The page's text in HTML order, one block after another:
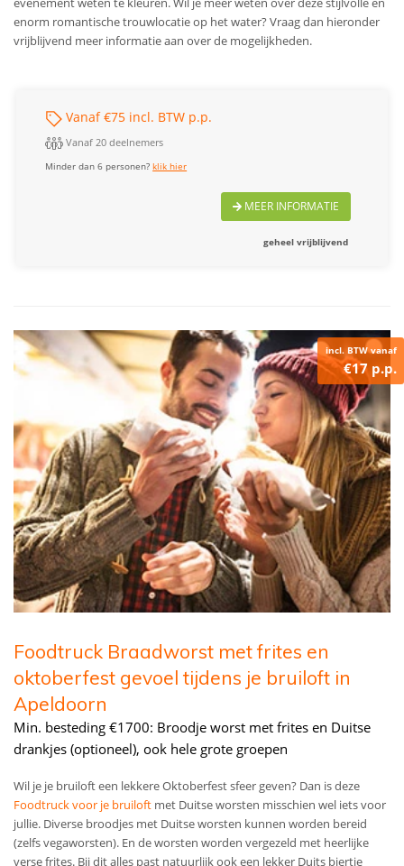
enorm romantische trouwlocatie op het water? Vraag dan hieronder
vrijblijvend meer informatie aan over de mogelijkheden.
Vanaf €75 incl. BTW p.p.
Vanaf 20 deelnemers
Minder dan 6 personen?klik hier
MEER INFORMATIE
geheel vrijblijvend
incl. BTW vanaf
€17 p.p.
Foodtruck Braadworst met frites en
oktoberfest gevoel tijdens je bruiloft in
Apeldoorn
Min. besteding €1700: Broodje worst met frites en Duitse
drankjes (optioneel), ook hele grote groepen
Wil je je bruiloft een lekkere Oktoberfest sfeer geven? Dan is deze
Foodtruck voor je bruiloft met Duitse worsten misschien wel iets voor
jullie. Diverse broodjes met Duitse worsten kunnen worden bereid
(zelfs vegaworsten). En de worsten worden vergezeld met heerlijke
verse frites. Bij dit alles past natuurlijk ook een lekker Duits biertje